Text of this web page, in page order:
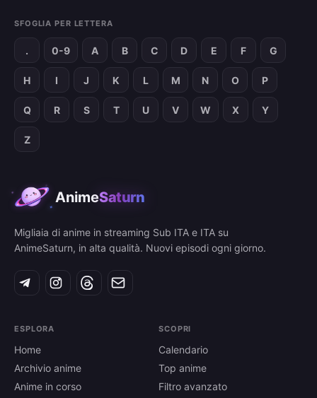
SFOGLIA PER LETTERA
. 0-9 A B C D E F G
H I J K L M N O P
Q R S T U V W X Y
Z
AnimeSaturn
Migliaia di anime in streaming Sub ITA e ITA su
AnimeSaturn, in alta qualità. Nuovi episodi ogni giorno.
ESPLORA
Home
Archivio anime
Anime in corso
SCOPRI
Calendario
Top anime
Filtro avanzato